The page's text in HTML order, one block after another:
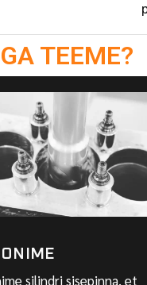
TEEME?
silindri sisepinna, et